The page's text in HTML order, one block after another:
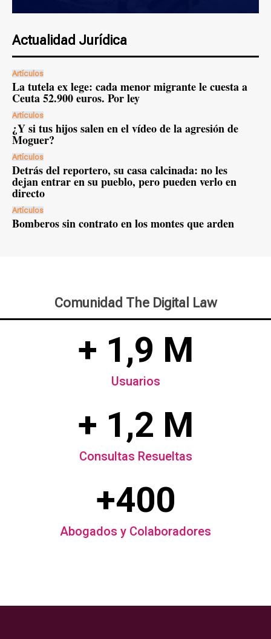
Actualidad Jurídica
Artículos
La tutela ex lege: cada menor migrante le cuesta a
Ceuta 52.900 euros. Por ley
Artículos
¿Y si tus hijos salen en el vídeo de la agresión de
Moguer?
Artículos
Detrás del reportero, su casa calcinada: no les
dejan entrar en su pueblo, pero pueden verlo en
directo
Artículos
Bomberos sin contrato en los montes que arden
Comunidad The Digital Law
+ 1,9 M
Usuarios
+ 1,2 M
Consultas Resueltas
+400
Abogados y Colaboradores